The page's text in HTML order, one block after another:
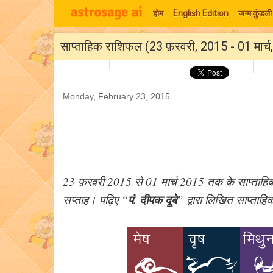
होम English Edition जन्म कुंडली
साप्ताहिक राशिफल (23 फ़रवरी, 2015 - 01
Monday, February 23, 2015
23 फ़रवरी 2015 से 01 मार्च 2015 तक के
सप्ताह। पढ़िए “पं. दीपक दूबे” द्वारा लिखित